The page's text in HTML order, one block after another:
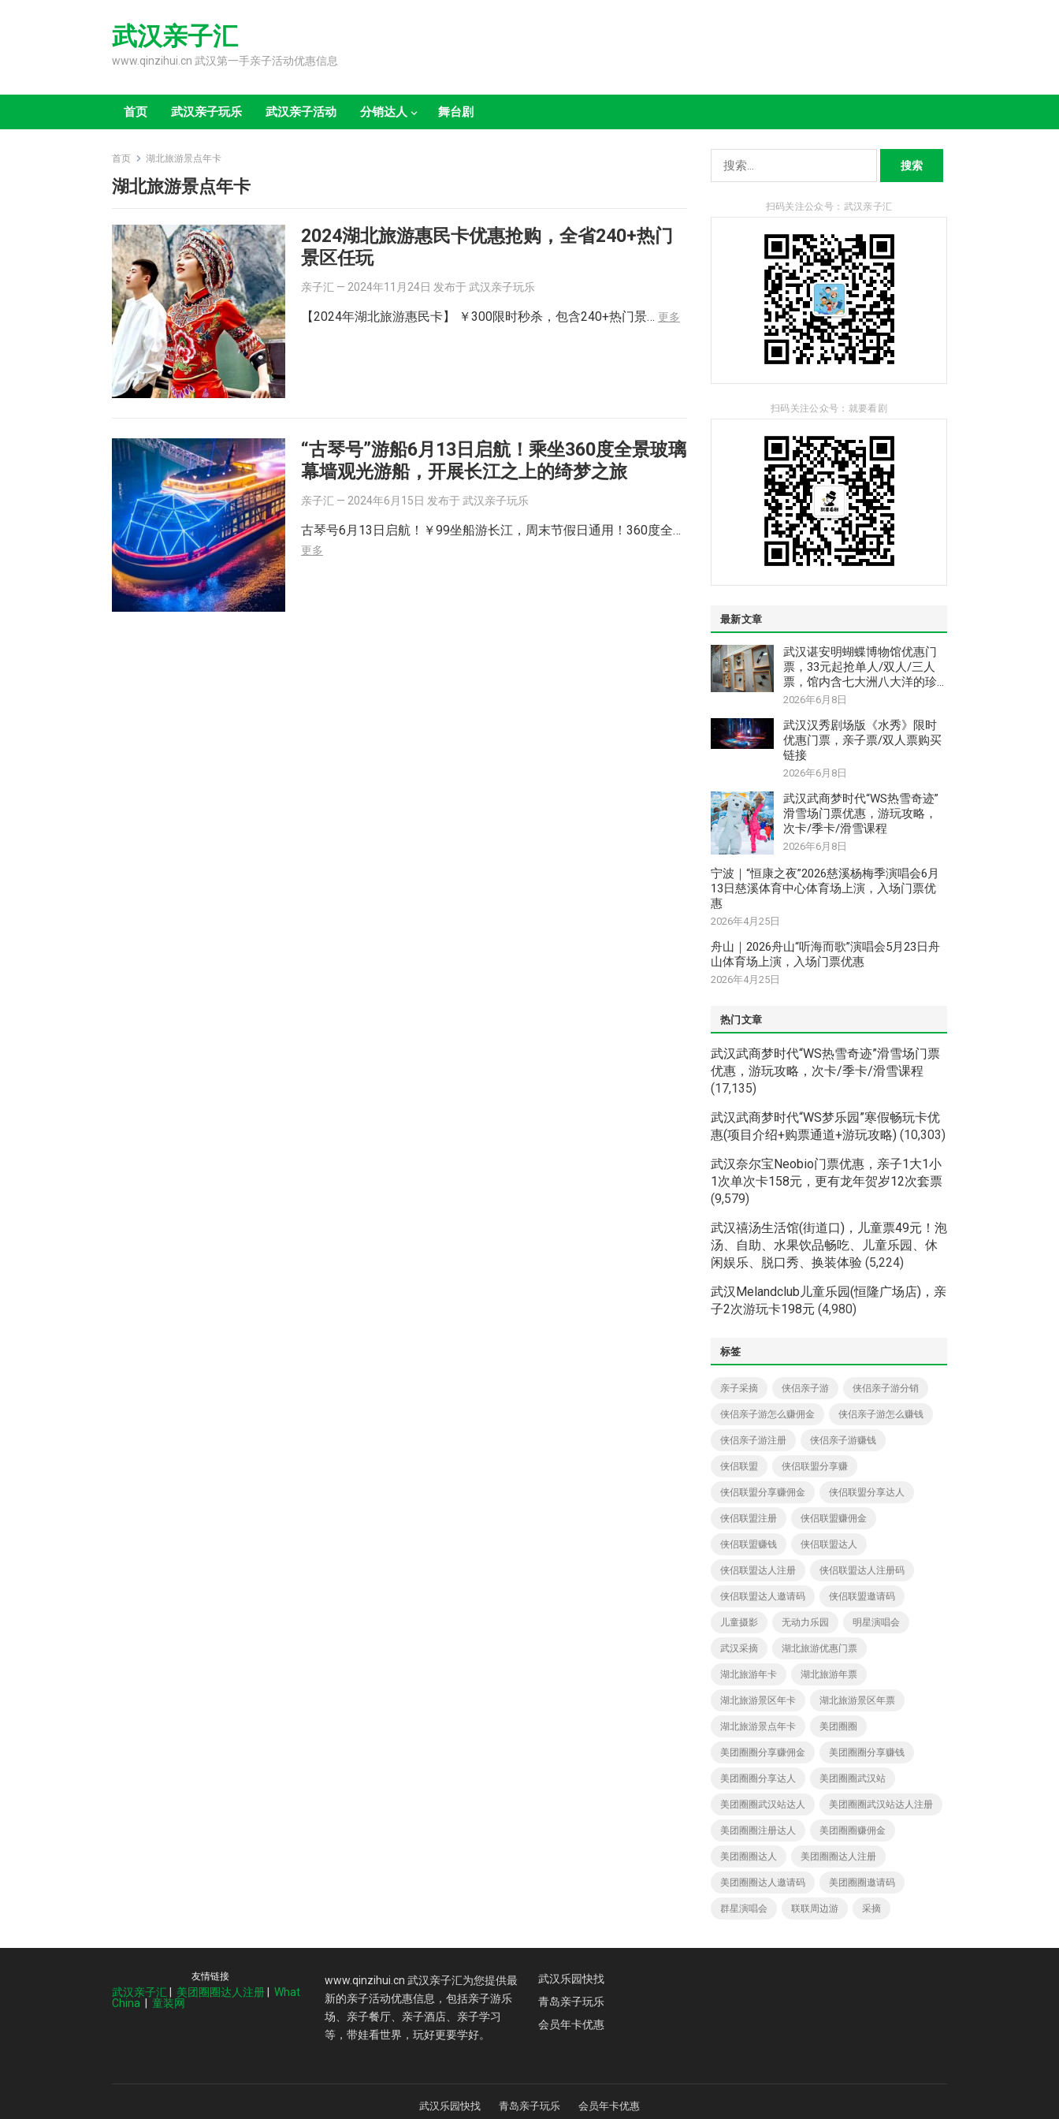
武汉亲子汇
www.qinzihui.cn 武汉第一手亲子活动优惠信息
首页 武汉亲子玩乐 武汉亲子活动 分销达人 舞台剧
首页 湖北旅游景点年卡
湖北旅游景点年卡
2024湖北旅游惠民卡优惠抢购，全省240+热门
景区任玩
亲子汇 — 2024年11月24日 发布于 武汉亲子玩乐
【2024年湖北旅游惠民卡】 ￥300限时秒杀，包含240+热门景… 更多
“古琴号”游船6月13日启航！乘坐360度全景玻璃
幕墙观光游船，开展长江之上的绮梦之旅
亲子汇 — 2024年6月15日 发布于 武汉亲子玩乐
古琴号6月13日启航！￥99坐船游长江，周末节假日通用！360度全…
更多
索：
扫码关注公众号：武汉亲子汇
扫码关注公众号：就要看剧
最新文章
武汉谌安明蝴蝶博物馆优惠门
票，33元起抢单人/双人/三人
票，馆内含七大洲八大洋的珍
惜稀昆虫和蝴蝶标本
2026年6月8日
武汉汉秀剧场版《水秀》限时
优惠门票，亲子票/双人票购买
链接
2026年6月8日
武汉武商梦时代“WS热雪奇迹”
滑雪场门票优惠，游玩攻略，
次卡/季卡/滑雪课程
2026年6月8日
宁波｜“恒康之夜”2026慈溪杨梅季演唱会6月
13日慈溪体育中心体育场上演，入场门票优
惠
2026年4月25日
舟山｜2026舟山“听海而歌”演唱会5月23日舟
山体育场上演，入场门票优惠
2026年4月25日
热门文章
武汉武商梦时代“WS热雪奇迹”滑雪场门票
优惠，游玩攻略，次卡/季卡/滑雪课程
(17,135)
武汉武商梦时代“WS梦乐园”寒假畅玩卡优
惠(项目介绍+购票通道+游玩攻略) (10,303)
武汉奈尔宝Neobio门票优惠，亲子1大1小
1次单次卡158元，更有龙年贺岁12次套票
(9,579)
武汉禧汤生活馆(街道口)，儿童票49元！泡
汤、自助、水果饮品畅吃、儿童乐园、休
闲娱乐、脱口秀、换装体验 (5,224)
武汉Melandclub儿童乐园(恒隆广场店)，亲
子2次游玩卡198元 (4,980)
标签
亲子采摘 侠侣亲子游 侠侣亲子游分销
侠侣亲子游怎么赚佣金 侠侣亲子游怎么赚钱
侠侣亲子游注册 侠侣亲子游赚钱
侠侣联盟 侠侣联盟分享赚
侠侣联盟分享赚佣金 侠侣联盟分享达人
侠侣联盟注册 侠侣联盟赚佣金
侠侣联盟赚钱 侠侣联盟达人
侠侣联盟达人注册 侠侣联盟达人注册码
侠侣联盟达人邀请码 侠侣联盟邀请码
儿童摄影 无动力乐园 明星演唱会
武汉采摘 湖北旅游优惠门票
湖北旅游年卡 湖北旅游年票
湖北旅游景区年卡 湖北旅游景区年票
湖北旅游景点年卡 美团圈圈
美团圈圈分享赚佣金 美团圈圈分享赚钱
美团圈圈分享达人 美团圈圈武汉站
美团圈圈武汉站达人 美团圈圈武汉站达人注册
美团圈圈注册达人 美团圈圈赚佣金
美团圈圈达人 美团圈圈达人注册
美团圈圈达人邀请码 美团圈圈邀请码
群星演唱会 联联周边游 采摘
友情链接
武汉亲子汇 美团圈圈达人注册
What
China
童装网
www.qinzihui.cn 武汉亲子汇为您提供最
新的亲子活动优惠信息，包括亲子游乐
场、亲子餐厅、亲子酒店、亲子学习
等，带娃看世界，玩好更要学好。
武汉乐园快找
青岛亲子玩乐
会员年卡优惠
武汉乐园快找 青岛亲子玩乐 会员年卡优惠